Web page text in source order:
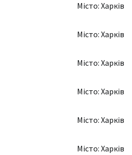
Місто: Харків
Місто: Харків
Місто: Харків
Місто: Харків
Місто: Харків
Місто: Харків